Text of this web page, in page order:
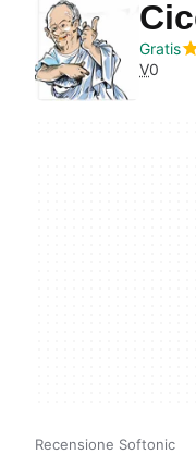
Gratis
V0
Recensione Softonic